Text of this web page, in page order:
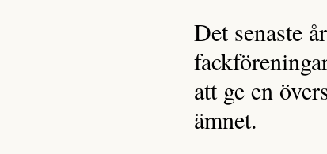
Det senaste
att ge en
ämnet.